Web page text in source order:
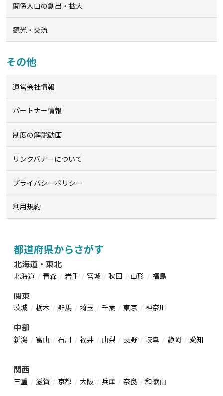
関係人口の創出・拡大
観光・交流
その他
運営会社情報
パートナー情報
制度の解説動画
リンクバナーについて
プライバシーポリシー
利用規約
都道府県からさがす
北海道・東北
北海道 青森 岩手 宮城 秋田 山形 福島
関東
茨城 栃木 群馬 埼玉 千葉 東京 神奈川
中部
新潟 富山 石川 福井 山梨 長野 岐阜 静岡 愛知
関西
三重 滋賀 京都 大阪 兵庫 奈良 和歌山